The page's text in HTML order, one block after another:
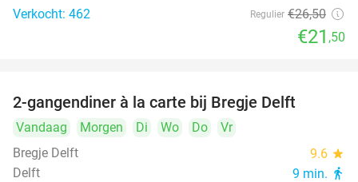
Verkocht: 462 Regulier €26,50
€21 ,50
2-gangendiner à la carte bij Bregje Delft
Vandaag Morgen Di Wo Do
Vr
Bregje Delft
9.6 star
Delft 9 min. directions_walk